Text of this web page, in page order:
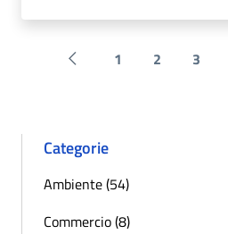
Pagina precedente
1 2 3
Categorie
Ambiente (54)
Commercio (8)